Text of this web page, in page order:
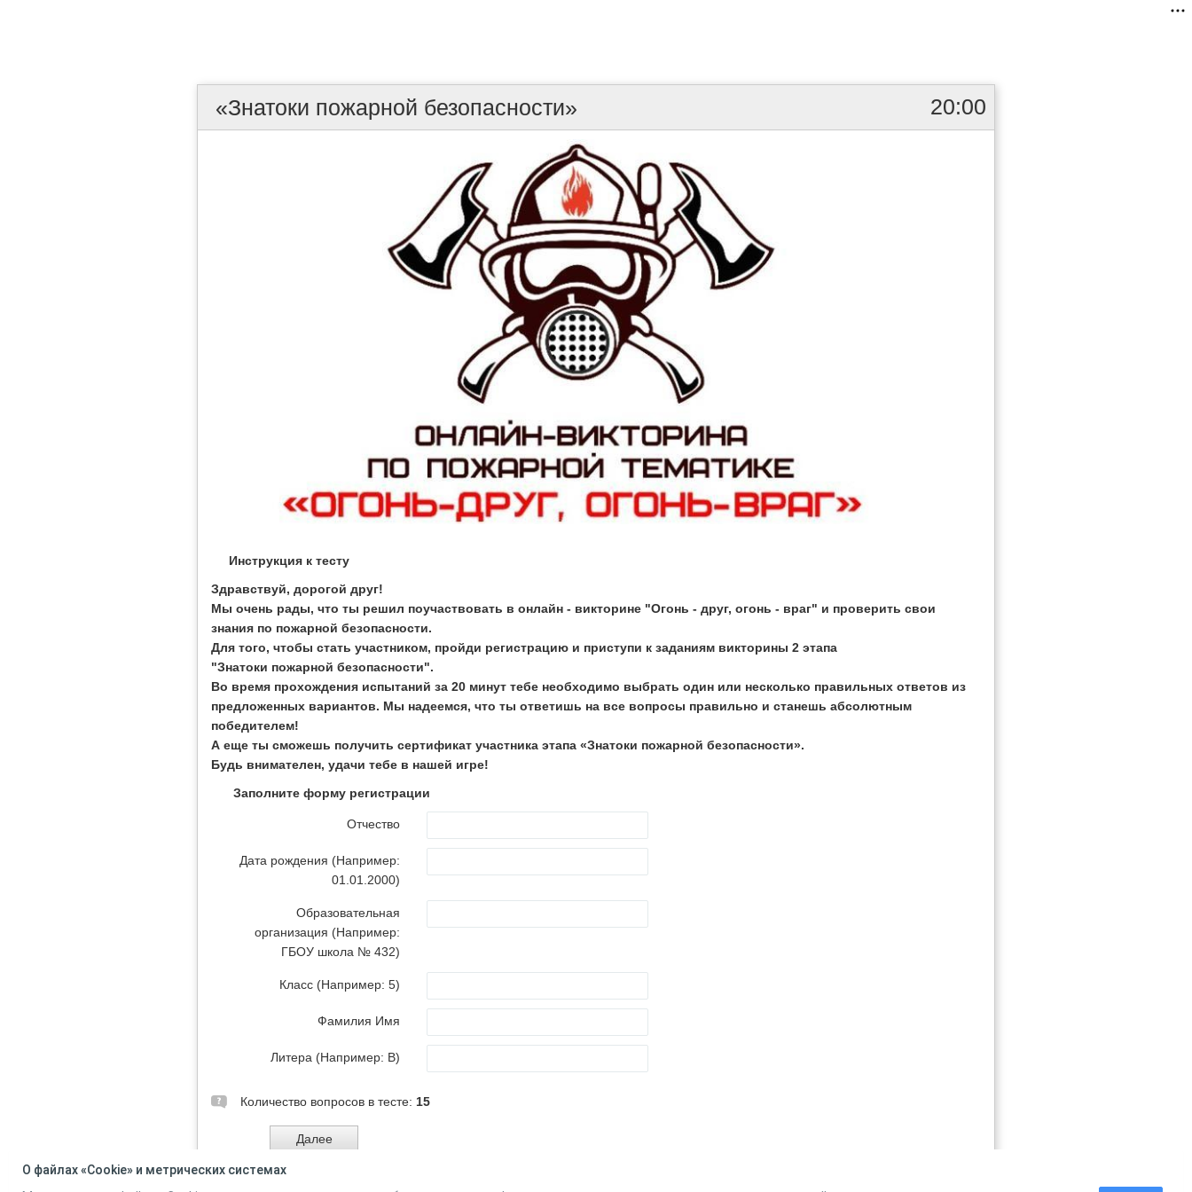
20:00
«Знатоки пожарной безопасности»
Инструкция к тесту
Здравствуй, дорогой друг!
Мы очень рады, что ты решил поучаствовать в онлайн - викторине "Огонь - друг, огонь - враг" и проверить свои
знания по пожарной безопасности.
Для того, чтобы стать участником, пройди регистрацию и приступи к заданиям викторины 2 этапа
"Знатоки пожарной безопасности".
Во время прохождения испытаний за 20 минут тебе необходимо выбрать один или несколько правильных ответов из
предложенных вариантов. Мы надеемся, что ты ответишь на все вопросы правильно и станешь абсолютным
победителем!
А еще ты сможешь получить сертификат участника этапа «Знатоки пожарной безопасности».
Будь внимателен, удачи тебе в нашей игре!
Заполните форму регистрации
Отчество
Дата рождения (Например:
01.01.2000)
Образовательная
организация (Например:
ГБОУ школа № 432)
Класс (Например: 5)
Фамилия Имя
Литера (Например: В)
Количество вопросов в тесте: 15
О файлах «Cookie» и метрических системах